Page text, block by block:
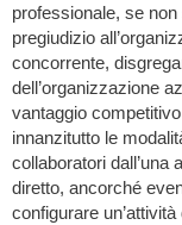
professionale, se non
pregiudizio
concorrente,
dell’organizzazione
vantaggio
innanzitutto le
collaboratori dall’una
diretto, ancorché
configurare